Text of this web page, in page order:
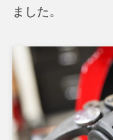
ました。